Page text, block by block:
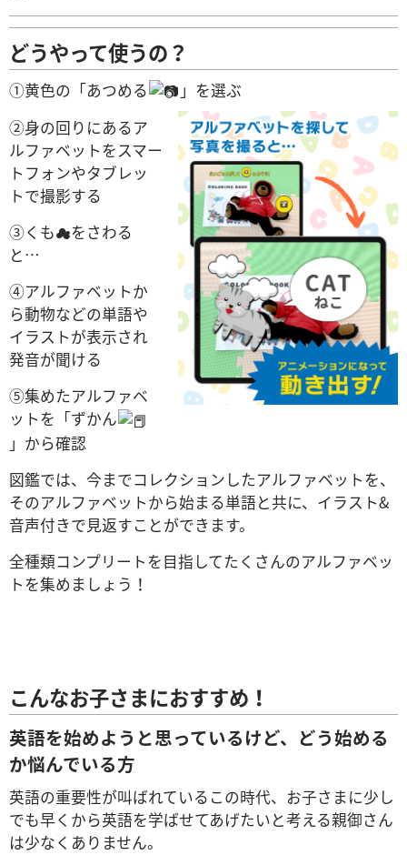
どうやって使うの？
①黄色の「あつめる
」を選ぶ
②身の回りにあるア
ルファベットをスマー
トフォンやタブレッ
トで撮影する
③くも☁をさわる
と…
④アルファベットか
ら動物などの単語や
イラストが表示され
発音が聞ける
⑤集めたアルファベ
ットを「ずかん
」から確認
図鑑では、今までコレクションしたアルファベットを、
そのアルファベットから始まる単語と共に、イラスト&
音声付きで見返すことができます。
全種類コンプリートを目指してたくさんのアルファベッ
トを集めましょう！
こんなお子さまにおすすめ！
英語を始めようと思っているけど、どう始める
か悩んでいる方
英語の重要性が叫ばれているこの時代、お子さまに少し
でも早くから英語を学ばせてあげたいと考える親御さん
は少なくありません。